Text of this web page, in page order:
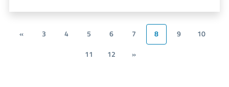
« 3 4 5 6 7 8 9
10
11
12 »